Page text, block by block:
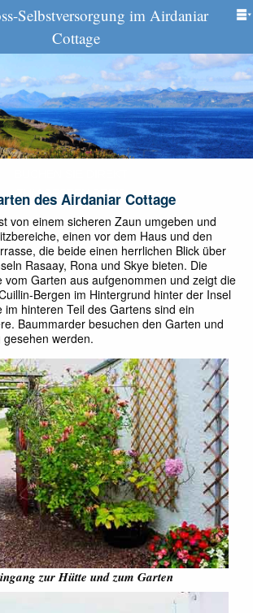
Selbstversorgung im Airdaniar
Cottage
des Airdaniar Cottage
von einem sicheren Zaun umgeben und
einen vor dem Haus und den
die beide einen herrlichen Blick über
Rasaay, Rona und Skye bieten. Die
vom Garten aus aufgenommen und zeigt die
Bergen im Hintergrund hinter der Insel
im hinteren Teil des Gartens sind ein
Baummarder besuchen den Garten und
werden.
zur Hütte und zum Garten